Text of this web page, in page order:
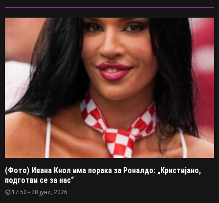
(Фото) Ивана Кнол има порака за Роналдо: „Кристијано,
подготви се за нас“
17:50 - 28 јуни, 2026